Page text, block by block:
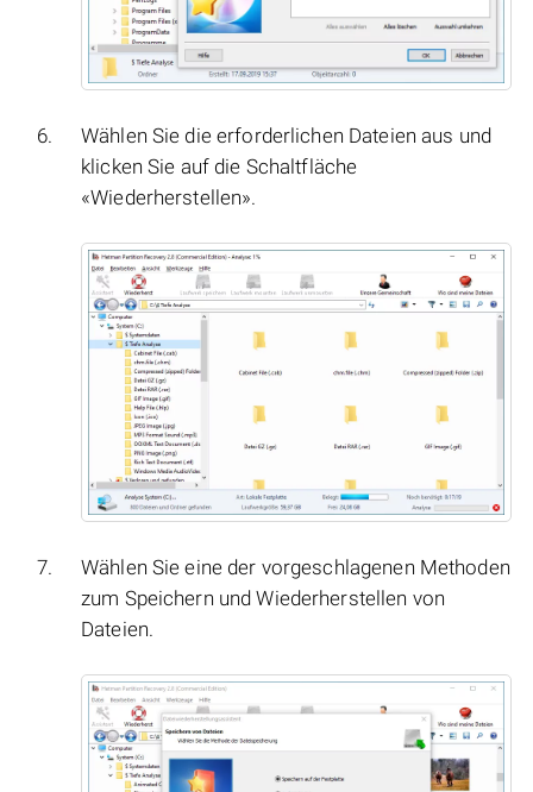
Wählen Sie die erforderlichen Dateien aus und
klicken Sie auf die Schaltfläche
«Wiederherstellen».
Wählen Sie eine der vorgeschlagenen Methoden
zum Speichern und Wiederherstellen von
Dateien.